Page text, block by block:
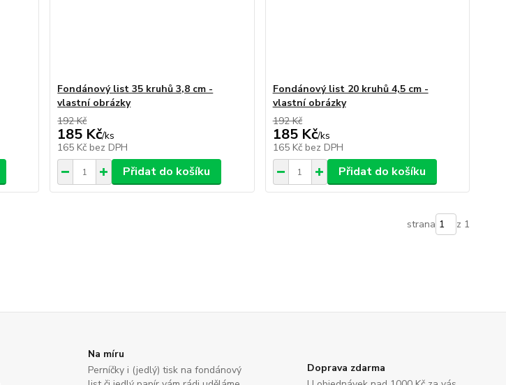
Fondánový list 35 kruhů 3,8 cm -
vlastní obrázky
192 Kč
185 Kč/ks
165 Kč bez DPH
Přidat do košíku
Fondánový list 20 kruhů 4,5 cm -
vlastní obrázky
192 Kč
185 Kč/ks
165 Kč bez DPH
Přidat do košíku
strana z 1
Na míru
Perníčky i (jedlý) tisk na fondánový
Doprava zdarma